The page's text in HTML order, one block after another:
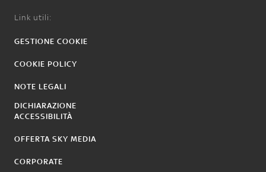
Link utili:
GESTIONE COOKIE
COOKIE POLICY
NOTE LEGALI
DICHIARAZIONE
ACCESSIBILITÀ
OFFERTA SKY MEDIA
CORPORATE